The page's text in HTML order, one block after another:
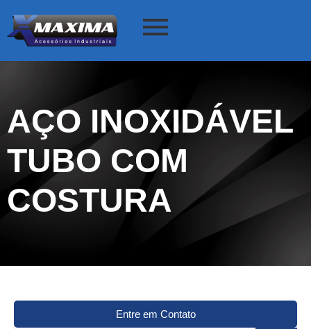
AÇO INOXIDÁVEL
TUBO COM
COSTURA
Entre em Contato